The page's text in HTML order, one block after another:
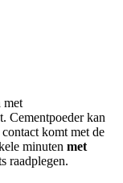
met
Cementpoeder kan
komt met de
minuten met
raadplegen.